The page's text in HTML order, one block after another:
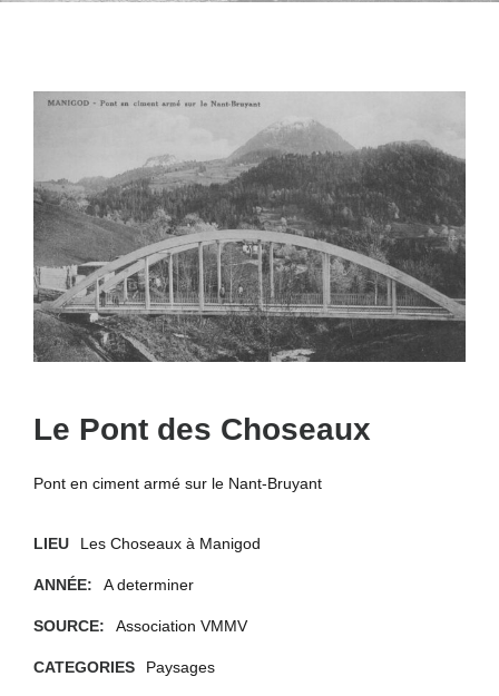
Le Pont des Choseaux
Pont en ciment armé sur le Nant-Bruyant
LIEU Les Choseaux à Manigod
ANNÉE: A determiner
SOURCE: Association VMMV
CATEGORIES Paysages